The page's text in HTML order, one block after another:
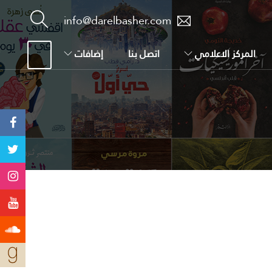
info@darelbasher.com
المركز الاعلامي اتصل بنا إضافات